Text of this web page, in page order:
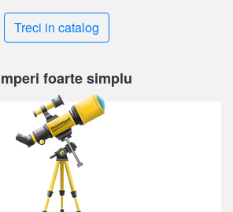
Treci in catalog
foarte simplu